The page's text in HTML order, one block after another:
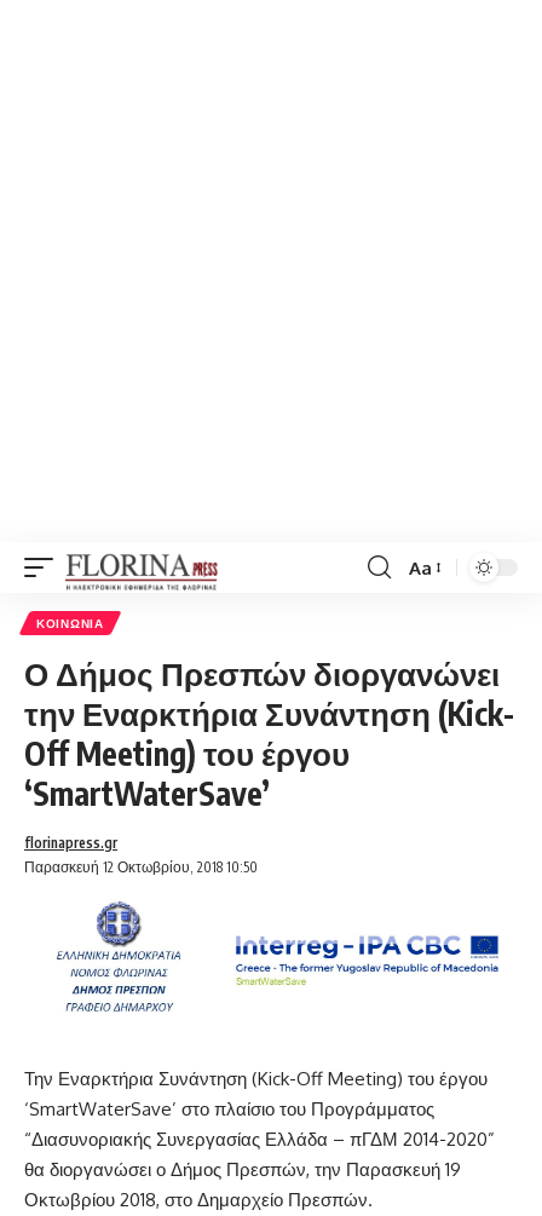
Font
Aa
ΚΟΙΝΩΝΊΑ
Ο Δήμος Πρεσπών διοργανώνει
την Εναρκτήρια Συνάντηση (Kick-
Off Meeting) του έργου
‘SmartWaterSave’
Παρασκευή 12 Οκτωβρίου, 2018 10:50
florinapress.gr
Την Εναρκτήρια Συνάντηση (Kick-Off Meeting) του έργου
‘SmartWaterSave’ στο πλαίσιο του Προγράμματος
“Διασυνοριακής Συνεργασίας Ελλάδα – πΓΔΜ 2014-2020”
θα διοργανώσει ο Δήμος Πρεσπών, την Παρασκευή 19
Οκτωβρίου 2018, στο Δημαρχείο Πρεσπών.